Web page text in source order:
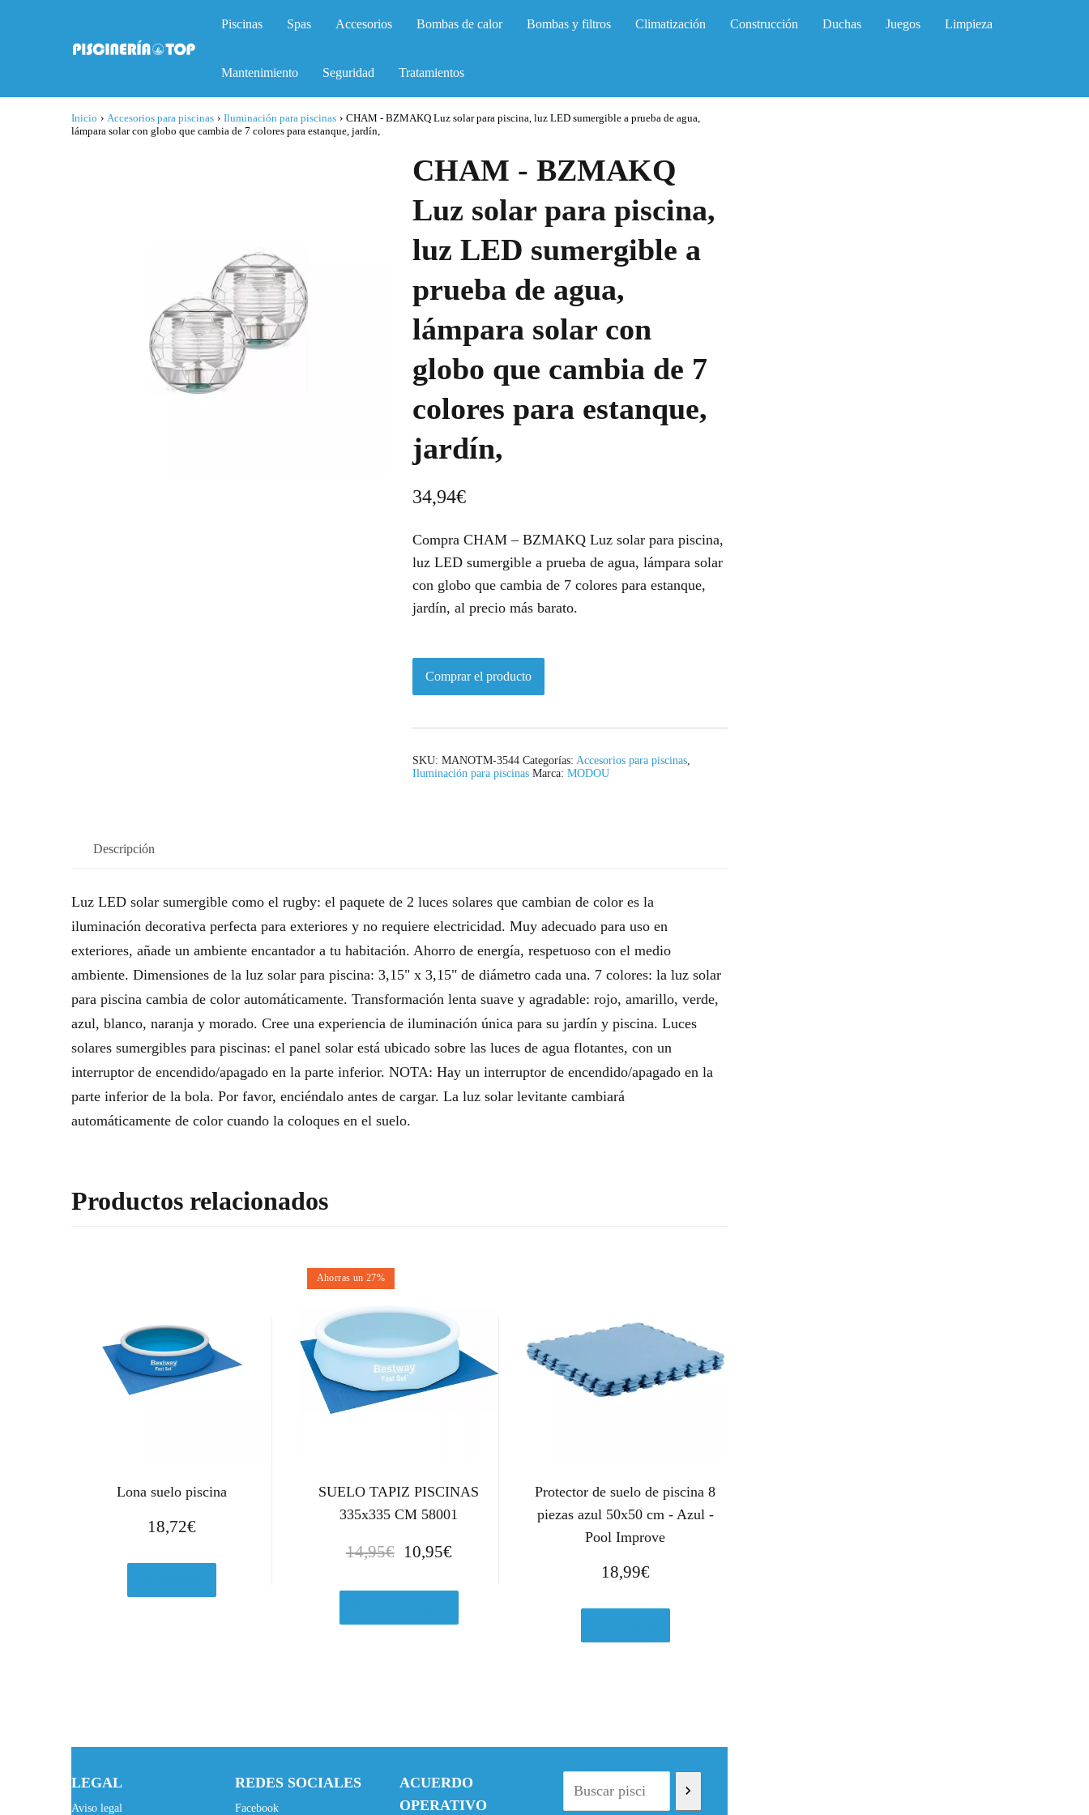
Piscinas Spas Accesorios Bombas de calor Bombas y filtros Climatización Construcción Duchas Juegos Limpieza
Mantenimiento Seguridad Tratamientos
Inicio › Accesorios para piscinas › Iluminación para piscinas › CHAM - BZMAKQ Luz solar para piscina, luz LED sumergible a prueba de agua,
lámpara solar con globo que cambia de 7 colores para estanque, jardín,
CHAM - BZMAKQ
Luz solar para piscina,
luz LED sumergible a
prueba de agua,
lámpara solar con
globo que cambia de 7
colores para estanque,
jardín,
34,94€
Compra CHAM – BZMAKQ Luz solar para piscina,
luz LED sumergible a prueba de agua, lámpara solar
con globo que cambia de 7 colores para estanque,
jardín, al precio más barato.
Comprar el producto
SKU: MANOTM-3544 Categorías: Accesorios para piscinas,
Iluminación para piscinas Marca: MODOU
Descripción
Luz LED solar sumergible como el rugby: el paquete de 2 luces solares que cambian de color es la
iluminación decorativa perfecta para exteriores y no requiere electricidad. Muy adecuado para uso en
exteriores, añade un ambiente encantador a tu habitación. Ahorro de energía, respetuoso con el medio
ambiente. Dimensiones de la luz solar para piscina: 3,15" x 3,15" de diámetro cada una. 7 colores: la luz solar
para piscina cambia de color automáticamente. Transformación lenta suave y agradable: rojo, amarillo, verde,
azul, blanco, naranja y morado. Cree una experiencia de iluminación única para su jardín y piscina. Luces
solares sumergibles para piscinas: el panel solar está ubicado sobre las luces de agua flotantes, con un
interruptor de encendido/apagado en la parte inferior. NOTA: Hay un interruptor de encendido/apagado en la
parte inferior de la bola. Por favor, enciéndalo antes de cargar. La luz solar levitante cambiará
automáticamente de color cuando la coloques en el suelo.
Productos relacionados
Lona suelo piscina
18,72€
Ahorras un 27%
SUELO TAPIZ PISCINAS
335x335 CM 58001
14,95€ E
p
e
i
i
10,95€E
p
e
t
a
Protector de suelo de piscina 8
piezas azul 50x50 cm - Azul -
Pool Improve
18,99€
LEGAL
Aviso legal
REDES SOCIALES
Facebook
ACUERDO
OPERATIVO